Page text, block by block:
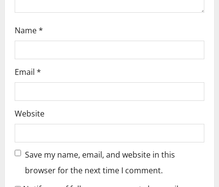
Name*
Email *
Website
Save my name, email, and website in this
browser for the next time I comment.